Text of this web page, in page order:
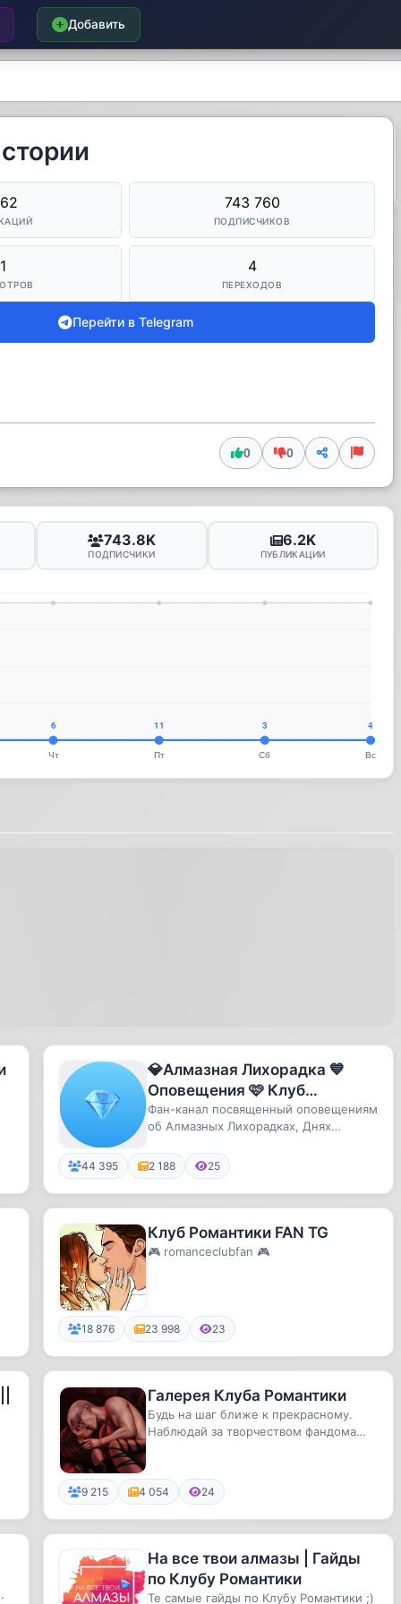
Добавить
743 760
ПОДПИСЧИКОВ
4
ПЕРЕХОДОВ
Перейти в Telegram
0 0
743.8K
ПОДПИСЧИКИ
6.2K
ПУБЛИКАЦИИ
💎Алмазная Лихорадка 💙
Оповещения 🩷 Клуб
Романтики
Фан-канал посвященный оповещениям
об Алмазных Лихорадках, Днях
44 395 2 188 25
Клуб Романтики FAN TG
🎮 romanceclubfan 🎮
18 876 23 998 23
Галерея Клуба Романтики
Будь на шаг ближе к прекрасному.
Наблюдай за творчеством фандома
9 215 4 054 24
На все твои алмазы | Гайды
по Клубу Романтики
Те самые гайды по Клубу Романтики ;)